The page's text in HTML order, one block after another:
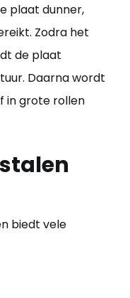
plaat dunner,
Zodra het
de plaat
Daarna wordt
in grote rollen
biedt vele